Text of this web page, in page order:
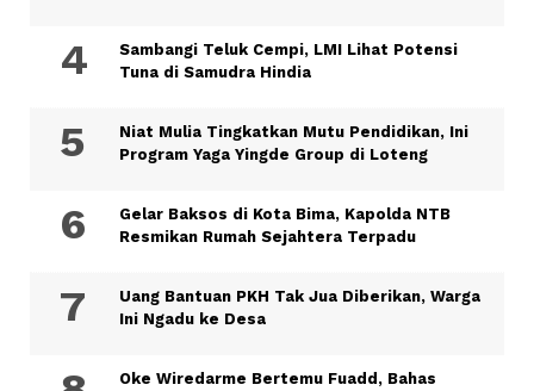
Sambangi Teluk Cempi, LMI Lihat Potensi
Tuna di Samudra Hindia
Niat Mulia Tingkatkan Mutu Pendidikan, Ini
Program Yaga Yingde Group di Loteng
Gelar Baksos di Kota Bima, Kapolda NTB
Resmikan Rumah Sejahtera Terpadu
Uang Bantuan PKH Tak Jua Diberikan, Warga
Ini Ngadu ke Desa
Oke Wiredarme Bertemu Fuadd, Bahas